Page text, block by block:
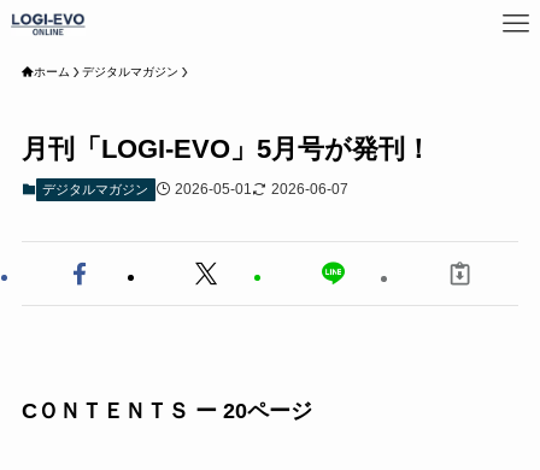
ホーム デジタルマガジン
月刊「LOGI-EVO」5月号が発刊！
デジタルマガジン 2026-05-01 2026-06-07
CＯＮＴＥＮＴＳ ー 20ページ